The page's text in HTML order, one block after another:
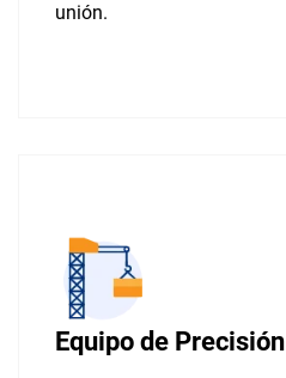
unión.
Equipo de Precisión